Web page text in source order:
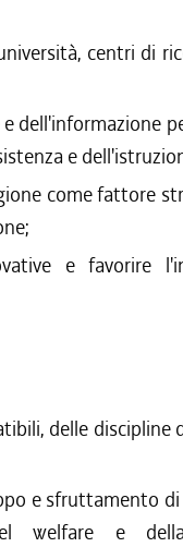
centri di
dell'informazione
e
come fattore
e favorire
delle discipline
e sfruttamento
welfare e